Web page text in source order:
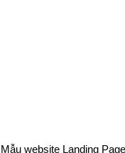
website Landing